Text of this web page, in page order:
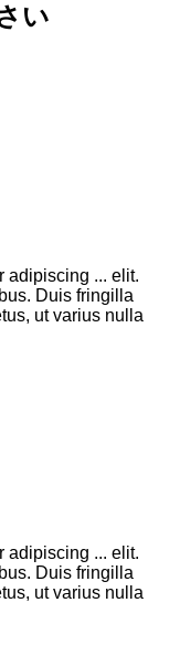
い
adipiscing ... elit.
Duis fringilla
ut varius nulla
adipiscing ... elit.
Duis fringilla
ut varius nulla